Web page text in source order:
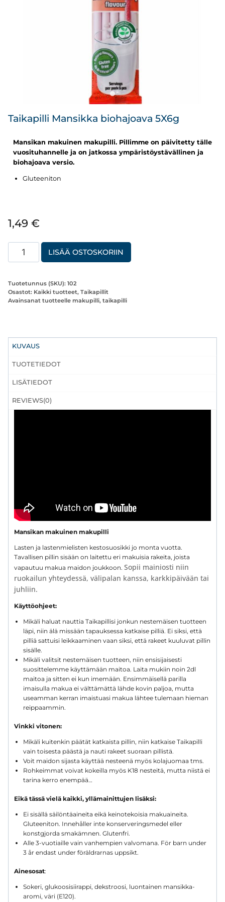
Taikapilli Mansikka biohajoava 5X6g
Mansikan makuinen makupilli. Pillimme on päivitetty tälle
vuosituhannelle ja on jatkossa ympäristöystävällinen ja
biohajoava versio.
Gluteeniton
1,49 €
Taikapilli
Mansikka
5X6g
määrä
LISÄÄ OSTOSKORIIN
Tuotetunnus (SKU): 102
Osastot: Kaikki tuotteet, Taikapillit
Avainsanat tuotteelle makupilli, taikapilli
KUVAUS
TUOTETIEDOT
LISÄTIEDOT
REVIEWS(0)
Mansikan makuinen makupilli
Lasten ja lastenmielisten kestosuosikki jo monta vuotta.
Tavallisen pillin sisään on laitettu eri makuisia rakeita, joista
vapautuu makua maidon joukkoon. Sopii mainiosti niin
ruokailun yhteydessä, välipalan kanssa, karkkipäivään tai
juhliin.
Käyttöohjeet:
Mikäli haluat nauttia Taikapillisi jonkun nestemäisen tuotteen
läpi, niin älä missään tapauksessa katkaise pilliä. Ei siksi, että
pilliä sattuisi leikkaaminen vaan siksi, että rakeet kuuluvat pillin
sisälle.
Mikäli valitsit nestemäisen tuotteen, niin ensisijaisesti
suosittelemme käyttämään maitoa. Laita mukiin noin 2dl
maitoa ja sitten ei kun imemään. Ensimmäisellä parilla
imaisulla makua ei välttämättä lähde kovin paljoa, mutta
useamman kerran imaistuasi makua lähtee tulemaan hieman
reippaammin.
Vinkki vitonen:
Mikäli kuitenkin päätät katkaista pillin, niin katkaise Taikapilli
vain toisesta päästä ja nauti rakeet suoraan pillistä.
Voit maidon sijasta käyttää nesteenä myös kolajuomaa tms.
Rohkeimmat voivat kokeilla myös K18 nesteitä, mutta niistä ei
tarina kerro enempää…
Eikä tässä vielä kaikki, yllämainittujen lisäksi:
Ei sisällä säilöntäaineita eikä keinotekoisia makuaineita.
Gluteeniton. Innehåller inte konserveringsmedel eller
konstgjorda smakämnen. Glutenfri.
Alle 3-vuotiaille vain vanhempien valvomana. För barn under
3 år endast under föräldrarnas uppsikt.
Ainesosat:
Sokeri, glukoosisiirappi, dekstroosi, luontainen mansikka-
aromi, väri (E120).